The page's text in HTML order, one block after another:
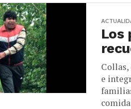
Los
Collas,
e